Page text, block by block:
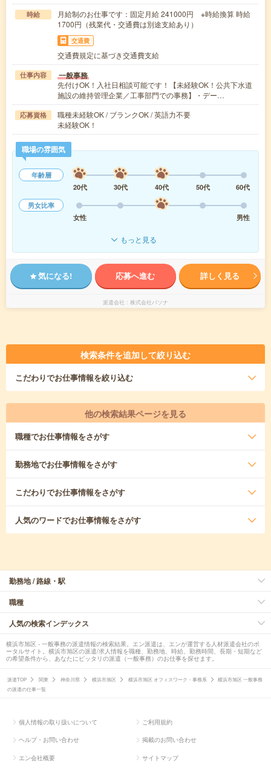
時給
月給制のお仕事です：固定月給 241000円 ※時給換算 時給
1700円（残業代・交通費は別途支給あり）
交通費
交通費規定に基づき交通費支給
仕事内容 一般事務
先付けOK！入社日相談可能です！【未経験OK！公共下水道
施設の維持管理企業／工事部門での事務】・デー…
応募資格
職種未経験OK / ブランクOK / 英語力不要
未経験OK！
職場の雰囲気
年齢層
20代
30代 40代 50代
60代
男女比率
女性
男性
もっと見る
気になる! 応募へ進む 詳しく見る
派遣会社 株式会社パソナ
検索条件を追加して絞り込む
こだわりでお仕事情報を絞り込む
他の検索結果ページを見る
職種でお仕事情報をさがす
勤務地でお仕事情報をさがす
こだわりでお仕事情報をさがす
人気のワードでお仕事情報をさがす
勤務地 / 路線・駅
職種
人気の検索インデックス
横浜市旭区 - 一般事務の派遣情報の検索結果。エン派遣は、エンが運営する人材派遣会社のポ
ータルサイト。横浜市旭区の派遣/求人情報を職種、勤務地、時給、勤務時間、長期・短期など
の希望条件から、あなたにピッタリの派遣（一般事務）のお仕事を探せます。
派遣TOP 関東 神奈川県 横浜市旭区 横浜市旭区 オフィスワーク・事務系
横浜市旭区 一般事務
の派遣の仕事一覧
個人情報の取り扱いについて ご利用規約
ヘルプ・お問い合わせ 掲載のお問い合わせ
エン会社概要 サイトマップ